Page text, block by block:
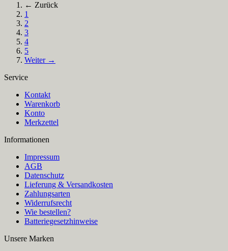
← Zurück
1
2
3
4
5
Weiter →
Service
Kontakt
Warenkorb
Konto
Merkzettel
Informationen
Impressum
AGB
Datenschutz
Lieferung & Versandkosten
Zahlungsarten
Widerrufsrecht
Wie bestellen?
Batteriegesetzhinweise
Unsere Marken